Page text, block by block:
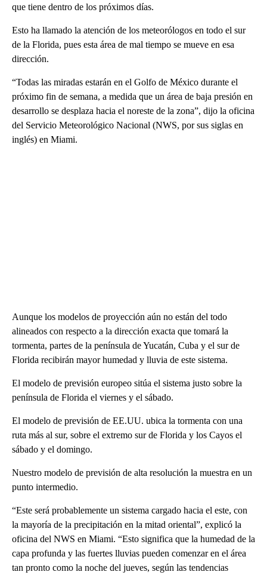
que tiene dentro de los próximos días.
Esto ha llamado la atención de los meteorólogos en todo el sur
de la Florida, pues esta área de mal tiempo se mueve en esa
dirección.
“Todas las miradas estarán en el Golfo de México durante el
próximo fin de semana, a medida que un área de baja presión en
desarrollo se desplaza hacia el noreste de la zona”, dijo la oficina
del Servicio Meteorológico Nacional (NWS, por sus siglas en
inglés) en Miami.
Aunque los modelos de proyección aún no están del todo
alineados con respecto a la dirección exacta que tomará la
tormenta, partes de la península de Yucatán, Cuba y el sur de
Florida recibirán mayor humedad y lluvia de este sistema.
El modelo de previsión europeo sitúa el sistema justo sobre la
península de Florida el viernes y el sábado.
El modelo de previsión de EE.UU. ubica la tormenta con una
ruta más al sur, sobre el extremo sur de Florida y los Cayos el
sábado y el domingo.
Nuestro modelo de previsión de alta resolución la muestra en un
punto intermedio.
“Este será probablemente un sistema cargado hacia el este, con
la mayoría de la precipitación en la mitad oriental”, explicó la
oficina del NWS en Miami. “Esto significa que la humedad de la
capa profunda y las fuertes lluvias pueden comenzar en el área
tan pronto como la noche del jueves, según las tendencias